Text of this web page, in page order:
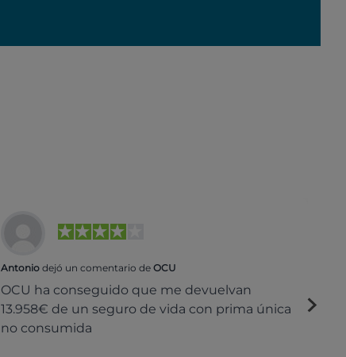
Antonio dejó un comentario deOCU
OCU ha conseguido que me devuelvan
13.958€ de un seguro de vida con prima única
no consumida